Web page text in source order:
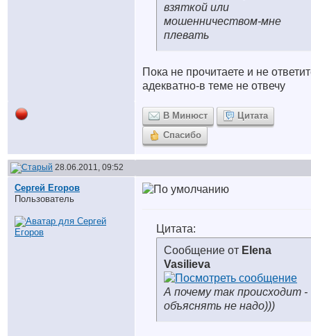
взяткой или
мошенничеством-мне
плевать
Пока не прочитаете и не
адекватно-в теме не отвечу
В Минюст
Цитата
Спасибо
28.06.2011, 09:52
Сергей Егоров
Пользователь
Цитата:
Сообщение от Elena
Vasilieva
А почему так происходит -
объяснять не надо)))